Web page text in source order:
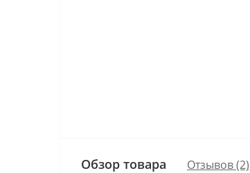
Обзор товара Отзывов (2)